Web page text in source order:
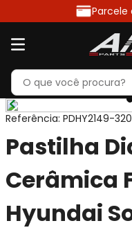
Parcele
Referência: PDHY2149-
Pastilha
Cerâmica
Hyundai